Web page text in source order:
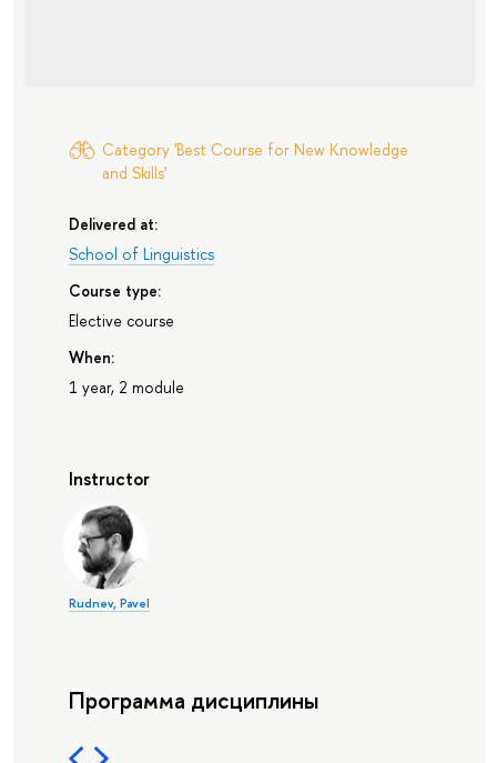
Category 'Best Course for New Knowledge
and Skills'
Delivered at:
School of Linguistics
Course type:
Elective course
When:
1 year, 2 module
Instructor
Rudnev, Pavel
Программа дисциплины